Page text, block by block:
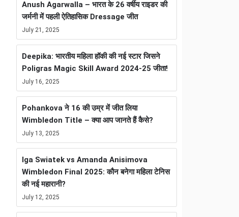
Anush Agarwalla – भारत के 26 वर्षीय राइडर की
जर्मनी में पहली ऐतिहासिक Dressage जीत
July 21, 2025
Deepika: भारतीय महिला हॉकी की नई स्टार जिसने
Poligras Magic Skill Award 2024-25 जीता!
July 16, 2025
Pohankova ने 16 की उम्र में जीत लिया
Wimbledon Title – क्या आप जानते हैं कैसे?
July 13, 2025
Iga Swiatek vs Amanda Anisimova
Wimbledon Final 2025: कौन बनेगा महिला टेनिस
की नई महारानी?
July 12, 2025